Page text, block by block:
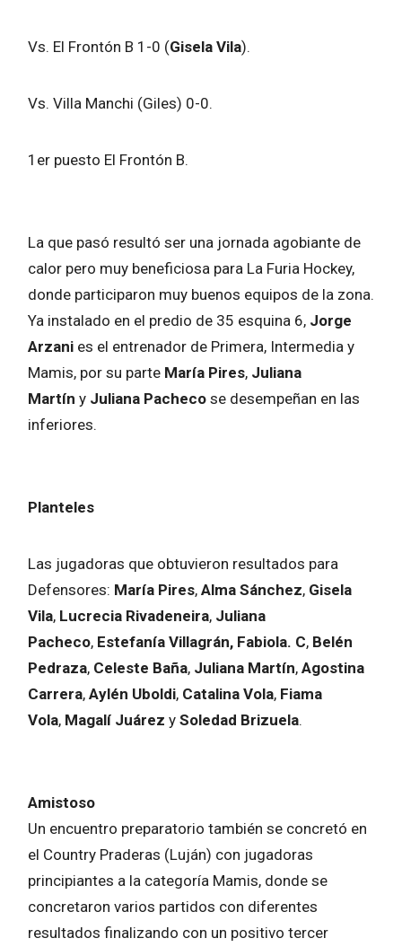
Vs. El Frontón B 1-0 (Gisela Vila).
Vs. Villa Manchi (Giles) 0-0.
1er puesto El Frontón B.
La que pasó resultó ser una jornada agobiante de
calor pero muy beneficiosa para La Furia Hockey,
donde participaron muy buenos equipos de la zona.
Ya instalado en el predio de 35 esquina 6, Jorge
Arzani es el entrenador de Primera, Intermedia y
Mamis, por su parte María Pires, Juliana
Martín y Juliana Pacheco se desempeñan en las
inferiores.
Planteles
Las jugadoras que obtuvieron resultados para
Defensores: María Pires, Alma Sánchez, Gisela
Vila, Lucrecia Rivadeneira, Juliana
Pacheco, Estefanía Villagrán, Fabiola. C, Belén
Pedraza, Celeste Baña, Juliana Martín, Agostina
Carrera, Aylén Uboldi, Catalina Vola, Fiama
Vola, Magalí Juárez y Soledad Brizuela.
Amistoso
Un encuentro preparatorio también se concretó en
el Country Praderas (Luján) con jugadoras
principiantes a la categoría Mamis, donde se
concretaron varios partidos con diferentes
resultados finalizando con un positivo tercer